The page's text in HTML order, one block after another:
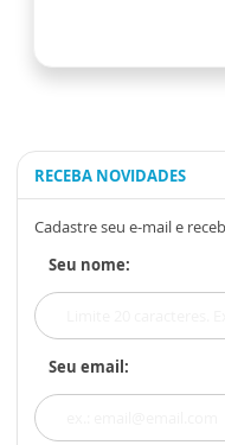
RECEBA NOVIDADES
Cadastre seu e-mail e
Seu nome:
Seu email: